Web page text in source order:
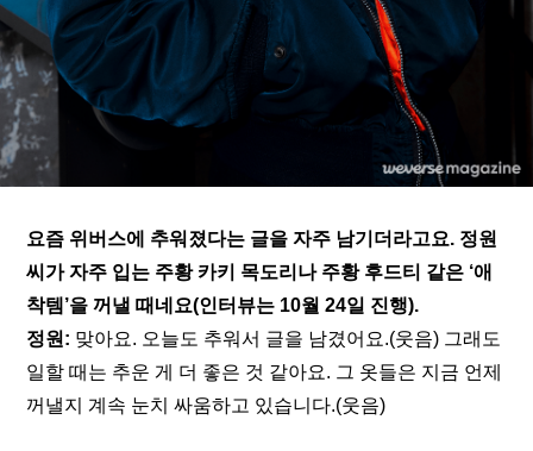
요즘 위버스에 추워졌다는 글을 자주 남기더라고요. 정원
씨가 자주 입는 주황 카키 목도리나 주황 후드티 같은 ‘애
착템’을 꺼낼 때네요(인터뷰는 10월 24일 진행).
정원: 맞아요. 오늘도 추워서 글을 남겼어요.(웃음) 그래도
일할 때는 추운 게 더 좋은 것 같아요. 그 옷들은 지금 언제
꺼낼지 계속 눈치 싸움하고 있습니다.(웃음)